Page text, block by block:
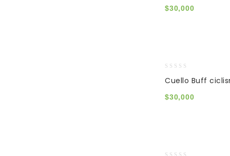
of
5
$30,000
out
of
5
Cuello Buff
$30,000